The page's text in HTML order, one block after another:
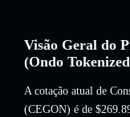
Visão Geral do
(Ondo
A cotação atual de
(CEGON) é de